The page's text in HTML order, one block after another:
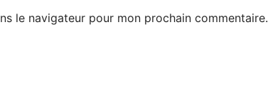
le navigateur pour mon prochain commentaire.